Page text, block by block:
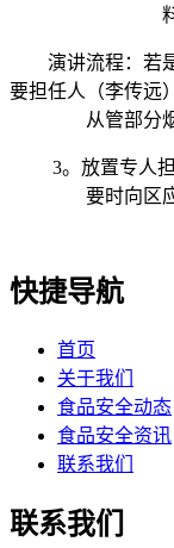
演讲流程：若是
要担任人（李传远
从管部分
3。放置专人担
要时向区
快捷导航
首页
关于我们
食品安全动态
食品安全资讯
联系我们
联系我们